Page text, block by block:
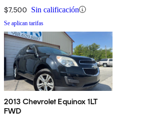
$7,500 Sin calificación
Se aplican tarifas
2013 Chevrolet Equinox 1LT
FWD